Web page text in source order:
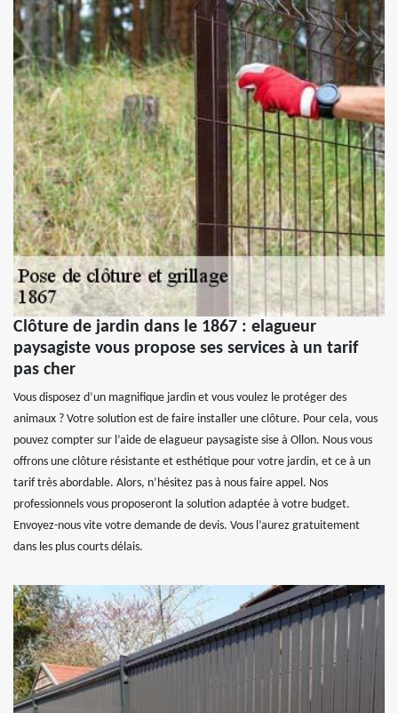
Clôture de jardin dans le 1867 : elagueur
paysagiste vous propose ses services à un tarif
pas cher
Vous disposez d’un magnifique jardin et vous voulez le protéger des
animaux ? Votre solution est de faire installer une clôture. Pour cela, vous
pouvez compter sur l’aide de elagueur paysagiste sise à Ollon. Nous vous
offrons une clôture résistante et esthétique pour votre jardin, et ce à un
tarif très abordable. Alors, n’hésitez pas à nous faire appel. Nos
professionnels vous proposeront la solution adaptée à votre budget.
Envoyez-nous vite votre demande de devis. Vous l’aurez gratuitement
dans les plus courts délais.